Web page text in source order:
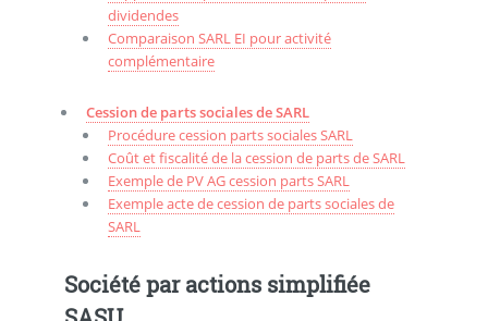
dividendes
Comparaison SARL EI pour activité
complémentaire
Cession de parts sociales de SARL
Procédure cession parts sociales SARL
Coût et fiscalité de la cession de parts de SARL
Exemple de PV AG cession parts SARL
Exemple acte de cession de parts sociales de
SARL
Société par actions simplifiée